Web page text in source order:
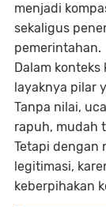
menjadi
sekaligus
pemerintahan.
Dalam
layaknya pilar
Tanpa nilai,
rapuh, mudah
Tetapi dengan
legitimasi,
keberpihakan